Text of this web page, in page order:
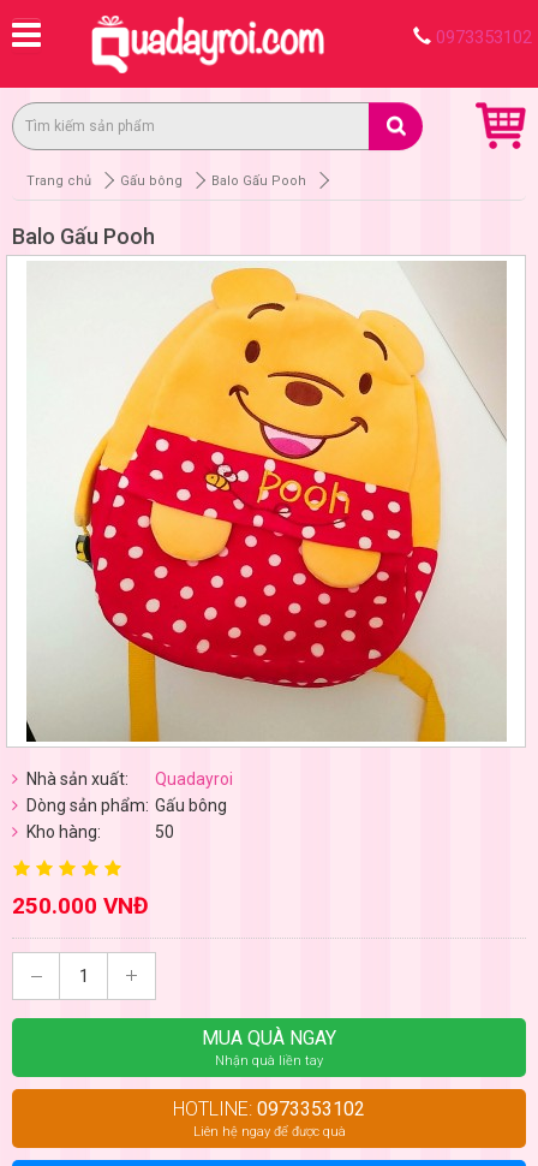
0973353102
Trang chủ Gấu bông Balo Gấu Pooh
Balo Gấu Pooh
Nhà sản xuất:
Quadayroi
Dòng sản phẩm: Gấu bông
Kho hàng:
50
250.000 VNĐ
MUA QUÀ NGAY
Nhận quà liền tay
HOTLINE: 0973353102
Liên hệ ngay để được quà